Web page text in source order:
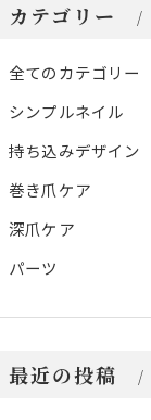
カテゴリー
全てのカテゴリー
シンプルネイル
持ち込みデザイン
巻き爪ケア
深爪ケア
パーツ
最近の投稿